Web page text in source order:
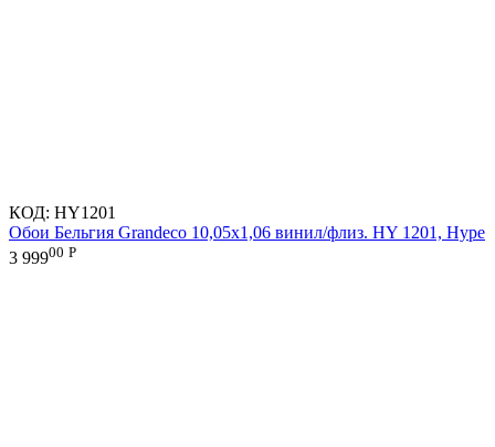
КОД: HY1201
Обои Бельгия Grandeco 10,05х1,06 винил/флиз. HY 1201, Hype
3 99900 Р